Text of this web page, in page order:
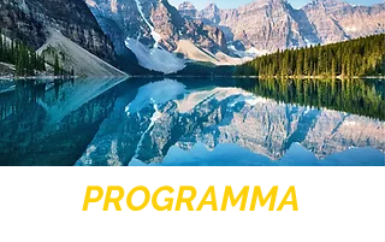
PROGRAMMA